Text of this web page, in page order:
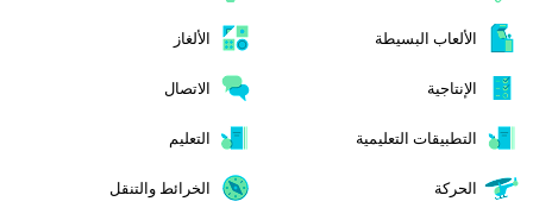
الألعاب البسيطة الألغاز
الإنتاجية الاتصال
التطبيقات التعليمية التعليم
الحركة الخرائط والتنقل